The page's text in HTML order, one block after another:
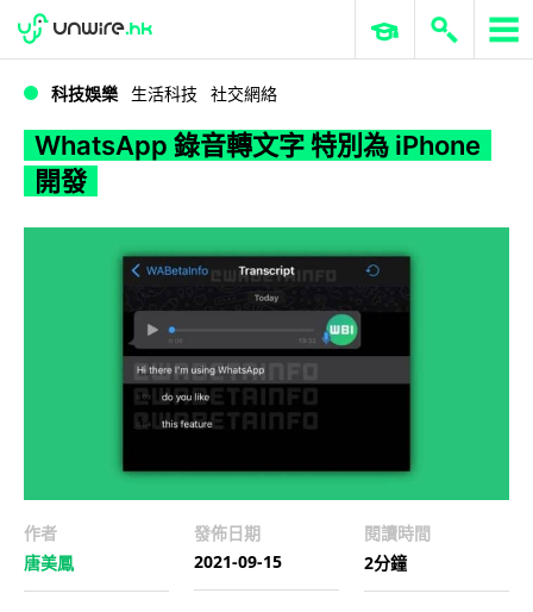
WhatsApp 錄音轉文字 特別為 iPhone 開發
WWDC 2026 ERP 與商業 AI
科技娛樂 生活科技 社交網絡
WhatsApp 錄音轉文字 特別為 iPhone
開發
作者
唐美鳳
發佈日期
2021-09-15
閱讀時間
2分鐘